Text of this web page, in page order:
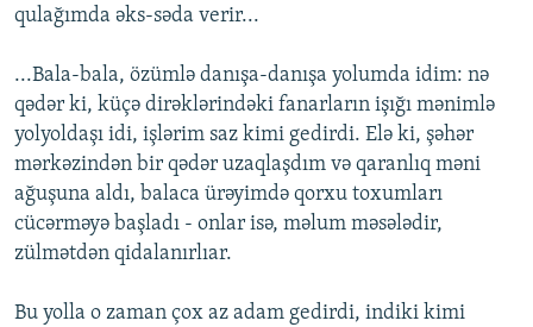
qulağımda əks-səda verir...
...Bala-bala, özümlə danışa-danışa yolumda idim: nə
qədər ki, küçə dirəklərindəki fanarların işığı mənimlə
yolyoldaşı idi, işlərim saz kimi gedirdi. Elə ki, şəhər
mərkəzindən bir qədər uzaqlaşdım və qaranlıq məni
ağuşuna aldı, balaca ürəyimdə qorxu toxumları
cücərməyə başladı - onlar isə, məlum məsələdir,
zülmətdən qidalanırlıar.
Bu yolla o zaman çox az adam gedirdi, indiki kimi